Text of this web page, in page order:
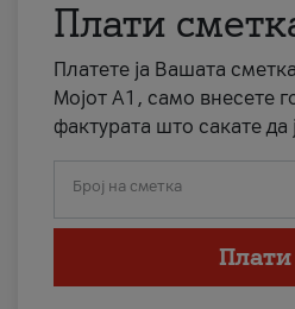
Плати
Платете ја Вашата
Мојот А1, само внесете
фактурата што сакате да
Број на сметка
Плати